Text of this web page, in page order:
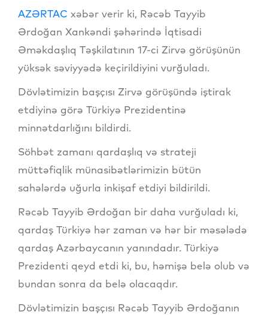
AZƏRTAC xəbər verir ki, Rəcəb Tayyib
Ərdoğan Xankəndi şəhərində İqtisadi
Əməkdaşlıq Təşkilatının 17-ci Zirvə görüşünün
yüksək səviyyədə keçirildiyini vurğuladı.
Dövlətimizin başçısı Zirvə görüşündə iştirak
etdiyinə görə Türkiyə Prezidentinə
minnətdarlığını bildirdi.
Söhbət zamanı qardaşlıq və strateji
müttəfiqlik münasibətlərimizin bütün
sahələrdə uğurla inkişaf etdiyi bildirildi.
Rəcəb Tayyib Ərdoğan bir daha vurğuladı ki,
qardaş Türkiyə hər zaman və hər bir məsələdə
qardaş Azərbaycanın yanındadır. Türkiyə
Prezidenti qeyd etdi ki, bu, həmişə belə olub və
bundan sonra da belə olacaqdır.
Dövlətimizin başçısı Rəcəb Tayyib Ərdoğanın